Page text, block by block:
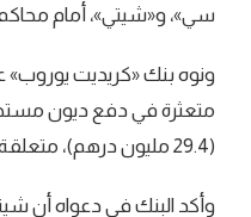
سي»، و«شيتي»، أمام محاكم
ونوه بنك «كريديت يوروب»
(29.4 مليون درهم)، متعلقة بتسهيلات تعود لعام 2013.
وأكد البنك في دعواه أن